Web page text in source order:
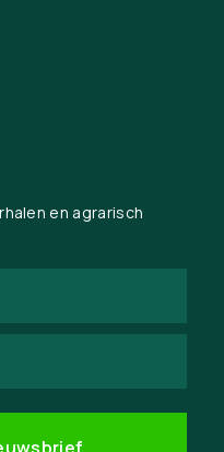
en agrarisch